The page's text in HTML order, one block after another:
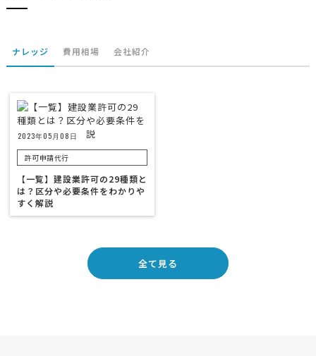
ナレッジ 費用相場 会社紹介
2023年05月08日
許可申請代行
【一覧】建設業許可の29種類と
は？区分や必要条件をわかりや
すく解説
全て見る